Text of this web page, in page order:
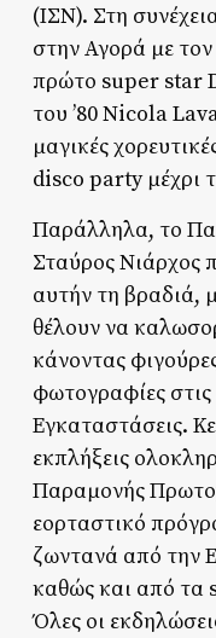
(ΙΣΝ). Στη
στην Αγορά με
πρώτο super star
του ’80 Nicola
μαγικές
disco party μέχρι
Παράλληλα, το
Σταύρος Νιάρχος
αυτήν τη βραδιά,
θέλουν να
κάνοντας
φωτογραφίες
Εγκαταστάσεις.
εκπλήξεις
Παραμονής
εορταστικό
ζωντανά από την
καθώς και από τα
Όλες οι